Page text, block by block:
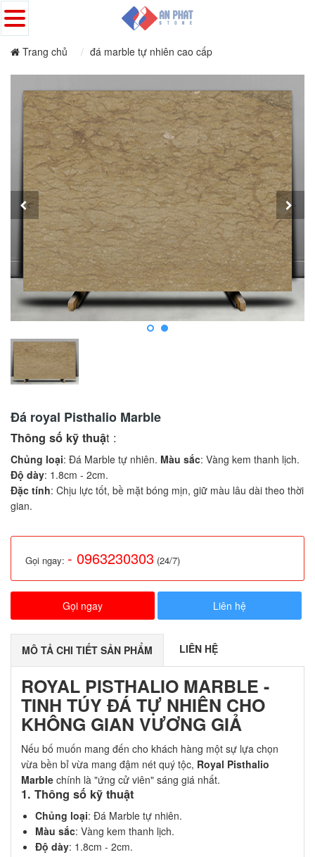
Trang chủ đá marble tự nhiên cao cấp
Đá royal Pisthalio Marble
Thông số kỹ thuật :
Chủng loại: Đá Marble tự nhiên. Màu sắc: Vàng kem thanh lịch.
Độ dày: 1.8cm - 2cm.
Đặc tính: Chịu lực tốt, bề mặt bóng mịn, giữ màu lâu dài theo thời
gian.
Gọi ngay: - 0963230303 (24/7)
Gọi ngay Liên hệ
MÔ TẢ CHI TIẾT SẢN PHẨM LIÊN HỆ
ROYAL PISTHALIO MARBLE -
TINH TÚY ĐÁ TỰ NHIÊN CHO
KHÔNG GIAN VƯƠNG GIẢ
Nếu bố muốn mang đến cho khách hàng một sự lựa chọn
vừa bền bỉ vừa mang đậm nét quý tộc, Royal Pisthalio
Marble chính là "ứng cử viên" sáng giá nhất.
1. Thông số kỹ thuật
Chủng loại: Đá Marble tự nhiên.
Màu sắc: Vàng kem thanh lịch.
Độ dày: 1.8cm - 2cm.